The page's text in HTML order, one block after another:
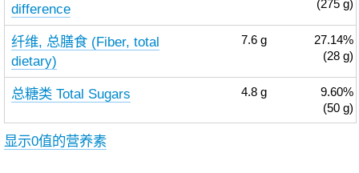
difference
(275 g)
纤维, 总膳食 (Fiber, total
dietary)
7.6 g
27.14%
(28 g)
总糖类 Total Sugars 4.8 g
9.60%
(50 g)
显示0值的营养素